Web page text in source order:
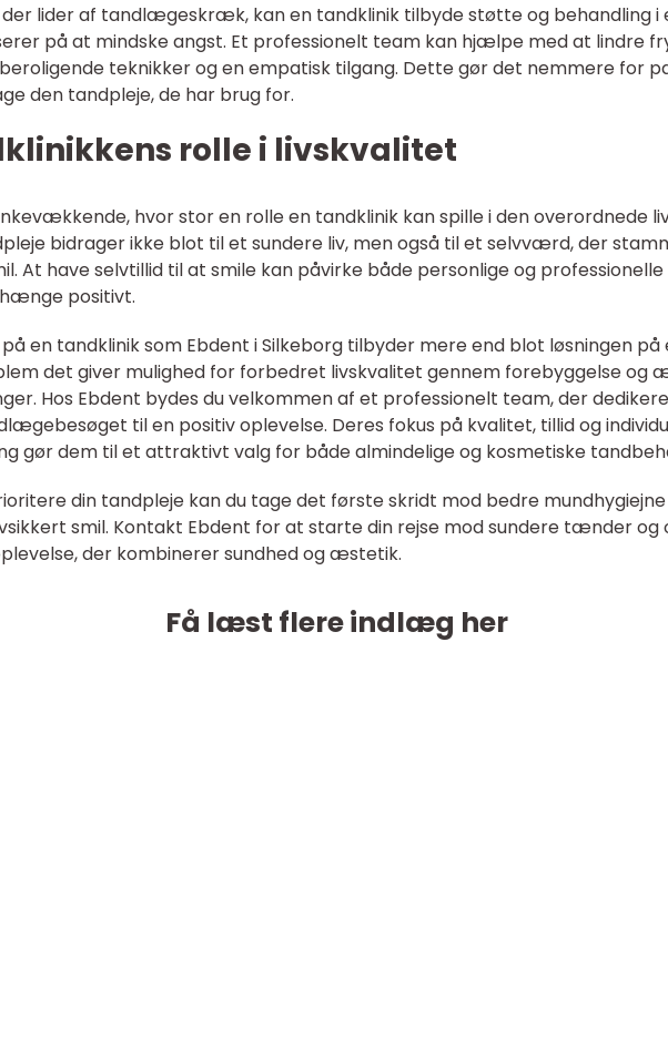
der lider af tandlægeskræk, kan en tandklinik tilbyde støtte og behandling i
på at mindske angst. Et professionelt team kan hjælpe med at lindre
teknikker og en empatisk tilgang. Dette gør det nemmere for
den tandpleje, de har brug for.
rolle i livskvalitet
hvor stor en rolle en tandklinik kan spille i den overordnede
bidrager ikke blot til et sundere liv, men også til et selvværd, der
At have selvtillid til at smile kan påvirke både personlige og professionelle
positivt.
en tandklinik som Ebdent i Silkeborg tilbyder mere end blot løsningen på
det giver mulighed for forbedret livskvalitet gennem forebyggelse og
Hos Ebdent bydes du velkommen af et professionelt team, der
til en positiv oplevelse. Deres fokus på kvalitet, tillid og
gør dem til et attraktivt valg for både almindelige og kosmetiske
din tandpleje kan du tage det første skridt mod bedre
smil. Kontakt Ebdent for at starte din rejse mod sundere tænder og
der kombinerer sundhed og æstetik.
Få læst flere indlæg her